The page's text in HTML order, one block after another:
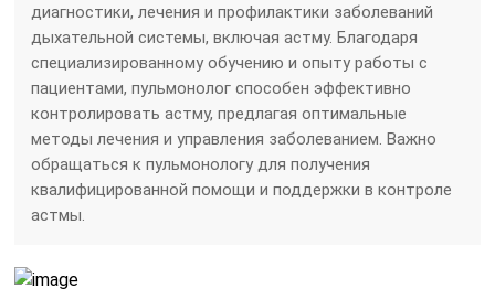
диагностики, лечения и профилактики заболеваний
дыхательной системы, включая астму. Благодаря
специализированному обучению и опыту работы с
пациентами, пульмонолог способен эффективно
контролировать астму, предлагая оптимальные
методы лечения и управления заболеванием. Важно
обращаться к пульмонологу для получения
квалифицированной помощи и поддержки в контроле
астмы.